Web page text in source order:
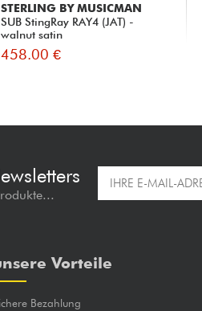
STERLING BY MUSICMAN
SUB StingRay RAY4 (JAT) -
walnut satin
458.00 €
Vorteile
Bezahlung